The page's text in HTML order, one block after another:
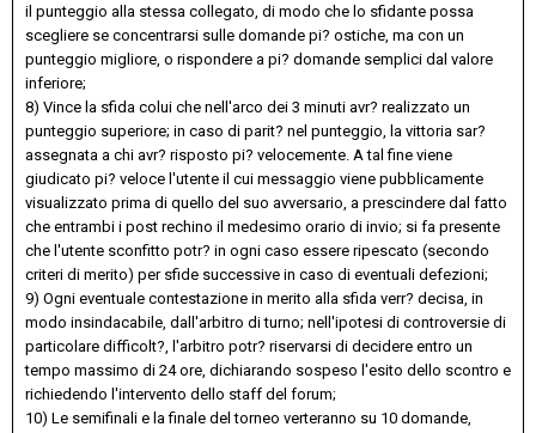
il punteggio alla stessa collegato, di modo che lo sfidante possa
scegliere se concentrarsi sulle domande pi? ostiche, ma con un
punteggio migliore, o rispondere a pi? domande semplici dal valore
inferiore;
8) Vince la sfida colui che nell'arco dei 3 minuti avr? realizzato un
punteggio superiore; in caso di parit? nel punteggio, la vittoria sar?
assegnata a chi avr? risposto pi? velocemente. A tal fine viene
giudicato pi? veloce l'utente il cui messaggio viene pubblicamente
visualizzato prima di quello del suo avversario, a prescindere dal fatto
che entrambi i post rechino il medesimo orario di invio; si fa presente
che l'utente sconfitto potr? in ogni caso essere ripescato (secondo
criteri di merito) per sfide successive in caso di eventuali defezioni;
9) Ogni eventuale contestazione in merito alla sfida verr? decisa, in
modo insindacabile, dall'arbitro di turno; nell'ipotesi di controversie di
particolare difficolt?, l'arbitro potr? riservarsi di decidere entro un
tempo massimo di 24 ore, dichiarando sospeso l'esito dello scontro e
richiedendo l'intervento dello staff del forum;
10) Le semifinali e la finale del torneo verteranno su 10 domande,